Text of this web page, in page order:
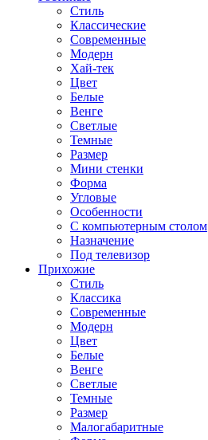
Стиль
Классические
Современные
Модерн
Хай-тек
Цвет
Белые
Венге
Светлые
Темные
Размер
Мини стенки
Форма
Угловые
Особенности
С компьютерным столом
Назначение
Под телевизор
Прихожие
Стиль
Классика
Современные
Модерн
Цвет
Белые
Венге
Светлые
Темные
Размер
Малогабаритные